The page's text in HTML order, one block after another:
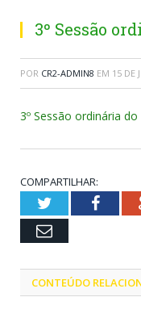
3º Sessão
POR CR2-ADMIN8 EM 15 DE
3º Sessão ordinária
COMPARTILHAR:
Twitter
Email
CONTEÚDO